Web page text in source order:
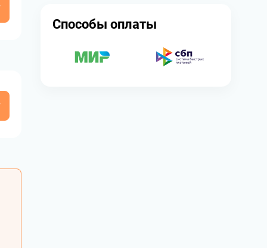
Способы оплаты